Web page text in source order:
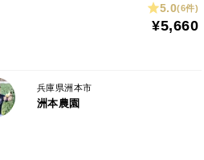
りますが、おおよその数です。
5.0(6件)
¥5,660
兵庫県洲本市
洲本農園